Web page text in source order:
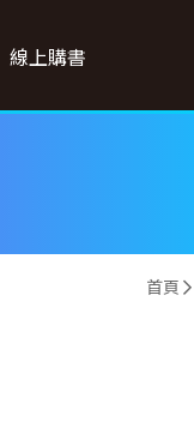
線上購書
首頁